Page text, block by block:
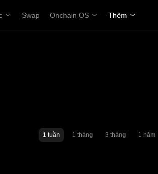
Swap Onchain OS Thêm
1 tuần 1 tháng 3 tháng 1 năm